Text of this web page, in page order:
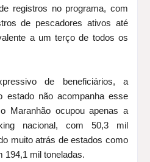
registros no programa, com
de pescadores ativos até
a um terço de todos os
de beneficiários, a
estado não acompanha esse
Maranhão ocupou apenas a
nacional, com 50,3 mil
muito atrás de estados como
194,1 mil toneladas.